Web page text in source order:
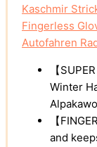
Kaschmir
Fingerless
Autofahren
【
Winter
【
and